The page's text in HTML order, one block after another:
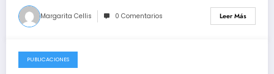
Margarita Cellis 0 Comentarios Leer Más
2018-01-17
PUBLICACIONES